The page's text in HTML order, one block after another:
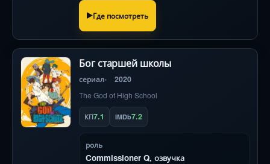
Где посмотреть
Бог старшей школы
сериал 2020
The God of High School
КП7.1 IMDb7.2
роль
Commissioner Q, озвучка